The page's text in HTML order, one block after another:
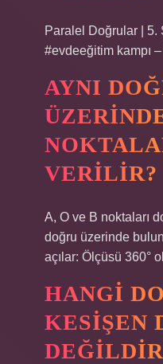
Paralel Doğrular | 5.
#evdeeğitim kampı
AYNI
VERILIR?
A, O ve B noktaları
doğru üzerinde
açılar: Ölçüsü 360°
HANGI
KESIŞEN